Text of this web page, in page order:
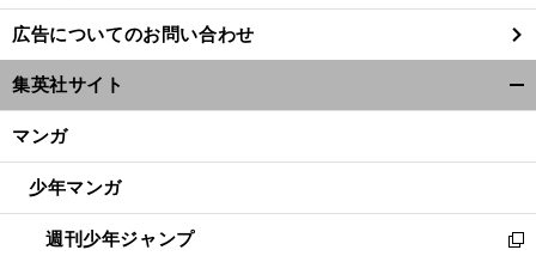
し
い
ウ
ィ
ン
ウ
開
く
広告についてのお問い合わせ
集英社サイト
マンガ
少年マンガ
週刊少年ジャンプ
新